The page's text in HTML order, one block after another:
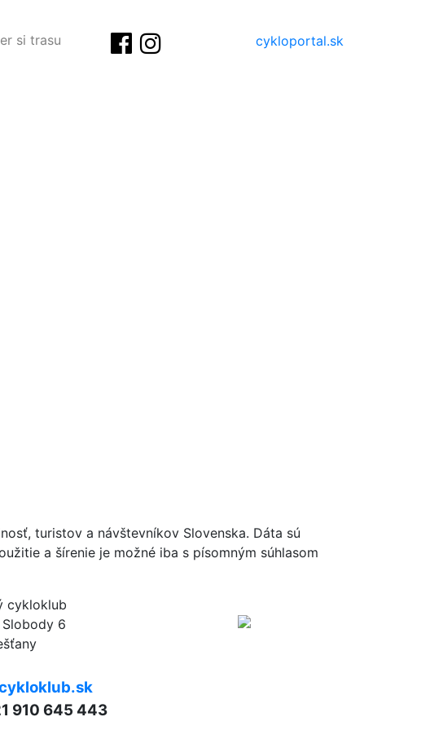
si trasu cykloportal.sk
turistov a návštevníkov Slovenska. Dáta sú
a šírenie je možné iba s písomným súhlasom
cykloklub
6
910 645 443